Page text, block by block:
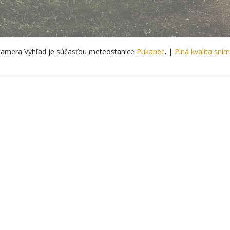
Výhľad je súčasťou meteostanice Pukanec. | Plná kvalita